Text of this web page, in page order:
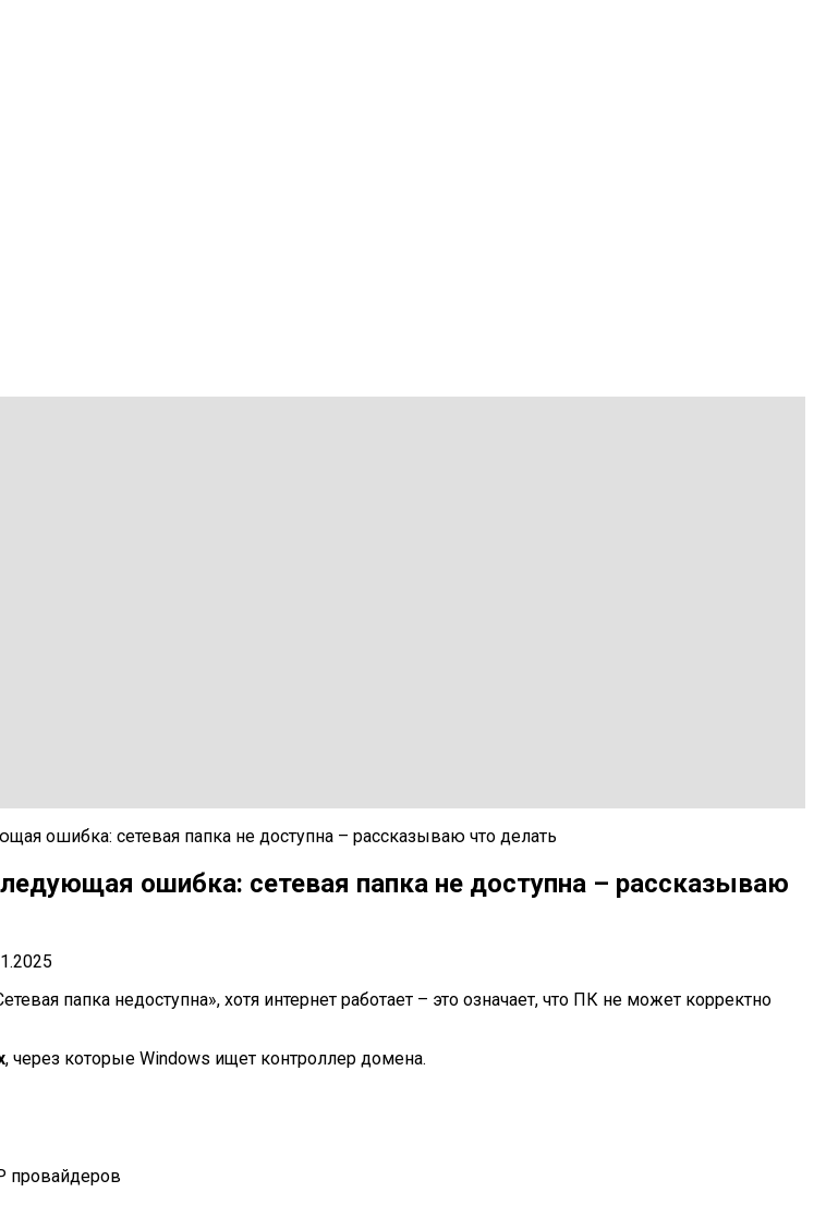
ошибка: сетевая папка не доступна – рассказываю что делать
ошибка: сетевая папка не доступна – рассказываю
папка недоступна», хотя интернет работает – это означает, что ПК не может корректно
, через которые Windows ищет контроллер домена.
провайдеров